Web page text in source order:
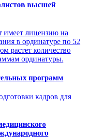
высшей
имеет лицензию на
в ординатуре по 52
растет количество
ординатуры.
программ
кадров для